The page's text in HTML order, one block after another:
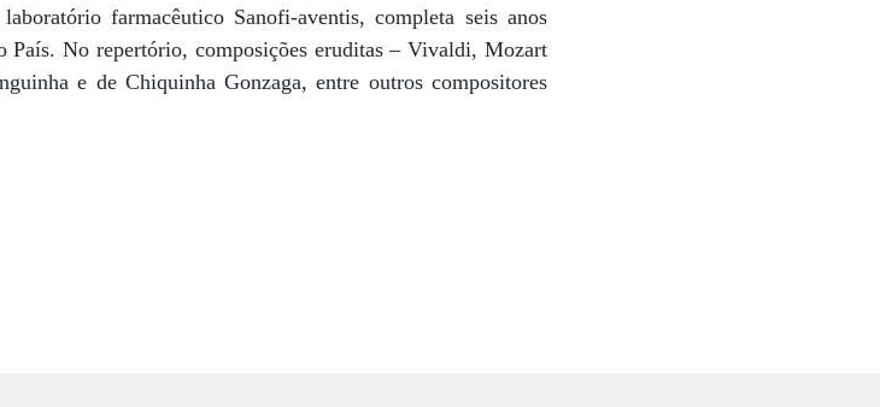
farmacêutico Sanofi-aventis, completa seis anos
País. No repertório, composições eruditas – Vivaldi, Mozart
e de Chiquinha Gonzaga, entre outros compositores